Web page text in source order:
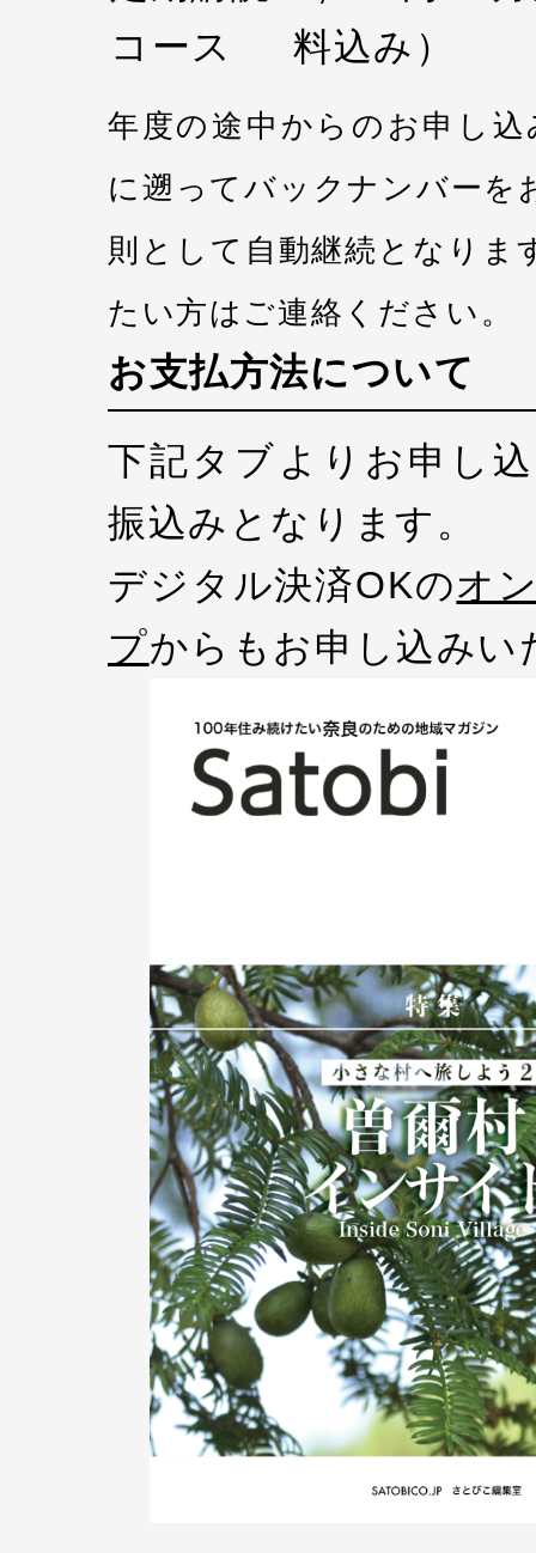
コース
料込み）
年度の途中からのお申し
に遡ってバックナンバーを
則として自動継続となりま
たい方はご連絡ください。
お支払方法について
下記タブよりお申し
振込みとなります。
デジタル決済OKのオ
プからもお申し込みい